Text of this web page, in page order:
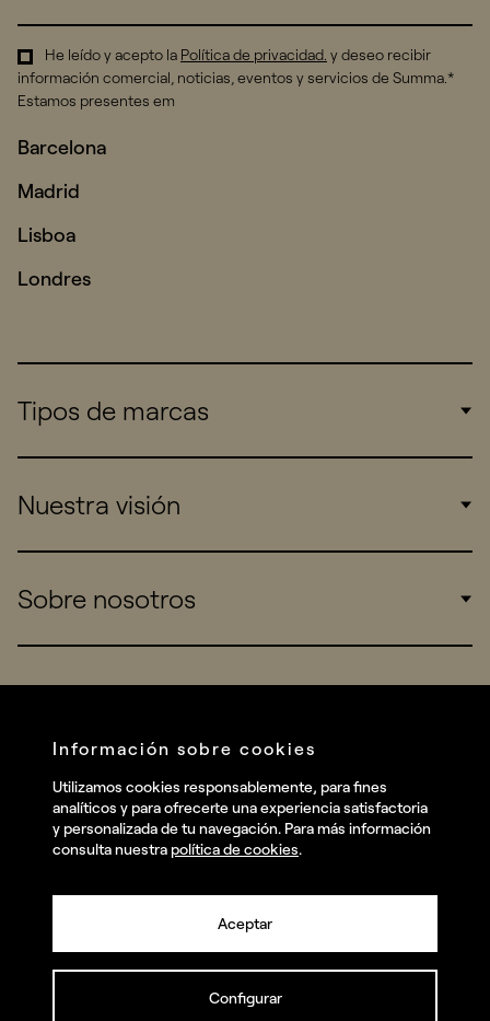
He leído y acepto la Política de privacidad. y deseo recibir
información comercial, noticias, eventos y servicios de Summa.*
Estamos presentes em
Barcelona
Madrid
Lisboa
Londres
Tipos de marcas
Consumers
Startups
Nuestra visión
Work
Sobre nosotros
Talent
Contact
Instagram
Facebook
© summa.es Todos los derechos reservados.
Información sobre cookies
Utilizamos cookies responsablemente, para fines
analíticos y para ofrecerte una experiencia satisfactoria
y personalizada de tu navegación. Para más información
consulta nuestra política de cookies.
Aceptar
Configurar